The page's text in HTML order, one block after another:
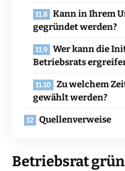
Kann in Ihrem
gegründet werden?
Wer kann die
Betriebsrats
Zu welchem
gewählt werden?
Quellenverweise
Betriebsrat